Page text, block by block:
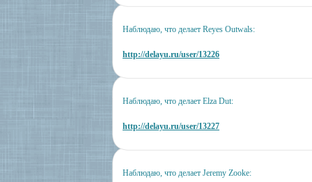
Наблюдаю, что делает Reyes Outwals:
http://delayu.ru/user/13226
Наблюдаю, что делает Elza Dut:
http://delayu.ru/user/13227
Наблюдаю, что делает Jeremy Zooke: